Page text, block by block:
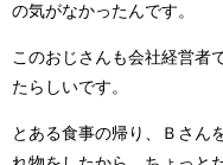
の気がなかったんです。
このおじさんも会社経営者
たらしいです。
とある食事の帰り、Ｂさん